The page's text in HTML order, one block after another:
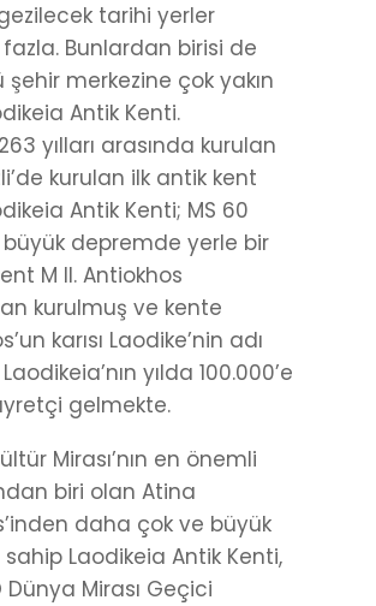
tarihi yerler
Bunlardan birisi de
şehir merkezine çok yakın
Antik Kenti.
yılları arasında kurulan
kurulan ilk antik kent
Antik Kenti; MS 60
büyük depremde yerle bir
M II. Antiokhos
kurulmuş ve kente
karısı Laodike’nin adı
Laodikeia’nın yılda 100.000’e
gelmekte.
Mirası’nın en önemli
biri olan Atina
daha çok ve büyük
sahip Laodikeia Antik Kenti,
Dünya Mirası Geçici